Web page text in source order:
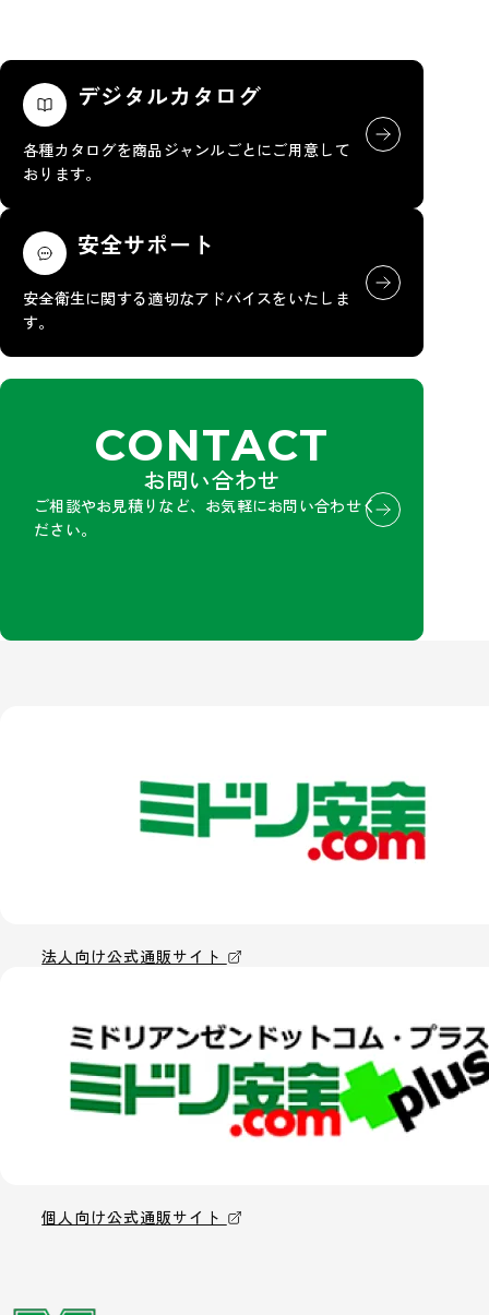
デジタルカタログ
各種カタログを商品ジャンルごとにご用意して
おります。
安全サポート
安全衛生に関する適切なアドバイスをいたしま
す。
CONTACT
お問い合わせ
ご相談やお見積りなど、お気軽にお問い合わせく
ださい。
法人向け公式通販サイト
個人向け公式通販サイト